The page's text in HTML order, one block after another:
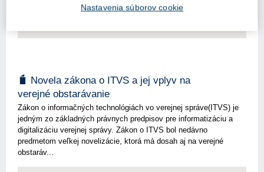
Novela zákona o ITVS a jej vplyv na
verejné obstarávanie
Zákon o informačných technológiách vo verejnej správe(ITVS) je
jedným zo základných právnych predpisov pre informatizáciu a
digitalizáciu verejnej správy. Zákon o ITVS bol nedávno
predmetom veľkej novelizácie, ktorá má dosah aj na verejné
obstaráv...
Nastavenia súborov cookie